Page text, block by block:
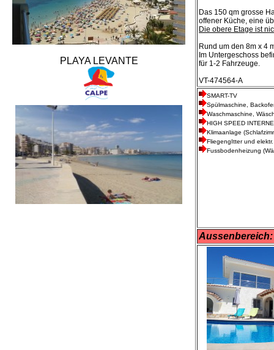
PLAYA LEVANTE
Das 150 qm grosse
offener Küche, eine
Die obere Etage ist
Rund um den 8m x 4
Im Untergeschoss
für 1-2 Fahrzeuge.
VT-474564-A
SMART-TV
Spülmaschine,
Waschmaschine,
HIGH SPEED
Klimaanlage
FliegengItter und
Fussbodenheizung
Aussenbereich: